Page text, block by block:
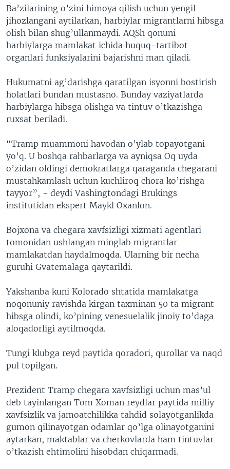
Ba’zilarining o’zini himoya qilish uchun yengil
jihozlangani aytilarkan, harbiylar migrantlarni hibsga
olish bilan shug’ullanmaydi. AQSh qonuni
harbiylarga mamlakat ichida huquq-tartibot
organlari funksiyalarini bajarishni man qiladi.
Hukumatni ag’darishga qaratilgan isyonni bostirish
holatlari bundan mustasno. Bunday vaziyatlarda
harbiylarga hibsga olishga va tintuv o’tkazishga
ruxsat beriladi.
“Tramp muammoni havodan o’ylab topayotgani
yo’q. U boshqa rahbarlarga va ayniqsa Oq uyda
o’zidan oldingi demokratlarga qaraganda chegarani
mustahkamlash uchun kuchliroq chora ko’rishga
tayyor”, - deydi Vashingtondagi Brukings
institutidan ekspert Maykl Oxanlon.
Bojxona va chegara xavfsizligi xizmati agentlari
tomonidan ushlangan minglab migrantlar
mamlakatdan haydalmoqda. Ularning bir necha
guruhi Gvatemalaga qaytarildi.
Yakshanba kuni Kolorado shtatida mamlakatga
noqonuniy ravishda kirgan taxminan 50 ta migrant
hibsga olindi, ko’pining venesuelalik jinoiy to’daga
aloqadorligi aytilmoqda.
Tungi klubga reyd paytida qoradori, qurollar va naqd
pul topilgan.
Prezident Tramp chegara xavfsizligi uchun mas’ul
deb tayinlangan Tom Xoman reydlar paytida milliy
xavfsizlik va jamoatchilikka tahdid solayotganlikda
gumon qilinayotgan odamlar qo’lga olinayotganini
aytarkan, maktablar va cherkovlarda ham tintuvlar
o’tkazish ehtimolini hisobdan chiqarmadi.